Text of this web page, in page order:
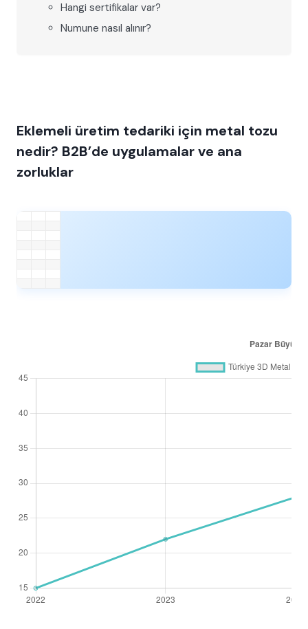
Hangi sertifikalar var?
Numune nasıl alınır?
Eklemeli üretim tedariki için metal tozu
nedir? B2B’de uygulamalar ve ana
zorluklar